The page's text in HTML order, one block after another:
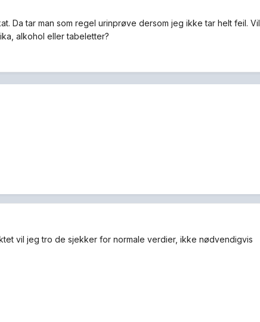
Da tar man som regel urinprøve dersom jeg ikke tar helt feil. Vil
alkohol eller tabeletter?
vil jeg tro de sjekker for normale verdier, ikke nødvendigvis